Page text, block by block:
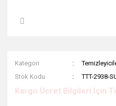
Kategori
Stok Kodu
TTT-2938-
Kargo Ücret Bilgileri İçin